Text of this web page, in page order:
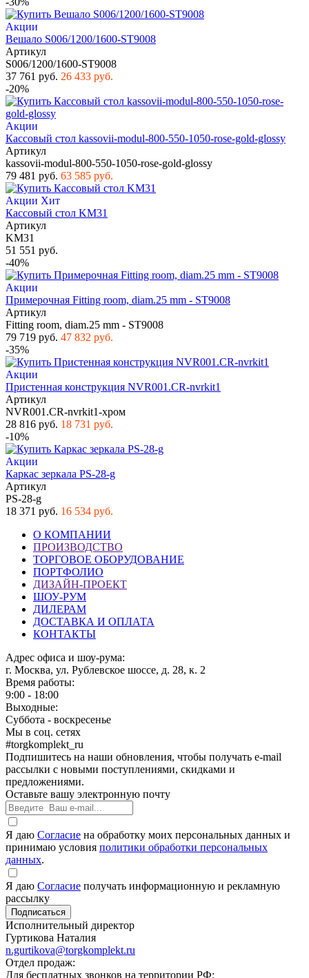
Акции
Вешало S006/1200/1600-ST9008
Артикул
S006/1200/1600-ST9008
37 761 руб. 26 433 руб.
-20%
Акции
Кассовый стол kassovii-modul-800-550-1050-rose-gold-glossy
Артикул
kassovii-modul-800-550-1050-rose-gold-glossy
79 481 руб. 63 585 руб.
Акции Хит
Кассовый стол KM31
Артикул
KM31
51 551 руб.
-40%
Акции
Примерочная Fitting room, diam.25 mm - ST9008
Артикул
Fitting room, diam.25 mm - ST9008
79 719 руб. 47 832 руб.
-35%
Акции
Пристенная конструкция NVR001.CR-nvrkit1
Артикул
NVR001.CR-nvrkit1-хром
28 816 руб. 18 731 руб.
-10%
Акции
Каркас зеркала PS-28-g
Артикул
PS-28-g
18 371 руб. 16 534 руб.
О КОМПАНИИ
ПРОИЗВОДСТВО
ТОРГОВОЕ ОБОРУДОВАНИЕ
ПОРТФОЛИО
ДИЗАЙН-ПРОЕКТ
ШОУ-РУМ
ДИЛЕРАМ
ДОСТАВКА И ОПЛАТА
КОНТАКТЫ
Адрес офиса и шоу-рума:
г. Москва, ул. Рублевское шоссе, д. 28, к. 2
Время работы:
9:00 - 18:00
Выходные:
Суббота - воскресенье
Мы в соц. сетях
#torgkomplekt_ru
Подпишитесь на наши обновления, чтобы получать e-mail
рассылки с новыми поступлениями, скидками и
предложениями.
Оставьте вашу электронную почту
Я даю Согласие на обработку моих персональных данных и
принимаю условия политики обработки персональных
данных.
Я даю Согласие получать информационную и рекламную
рассылку
Исполнительный директор
Гуртикова Наталия
n.gurtikova@torgkomplekt.ru
Отдел продаж:
Для бесплатных звонков на территории РФ: